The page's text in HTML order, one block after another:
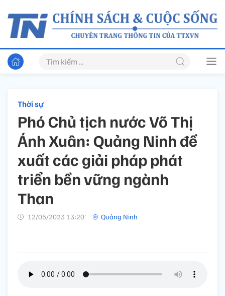
Thời sự
Phó Chủ tịch nước Võ Thị
Ánh Xuân: Quảng Ninh đề
xuất các giải pháp phát
triển bền vững ngành
Than
12/05/2023 13:20’ Quảng Ninh